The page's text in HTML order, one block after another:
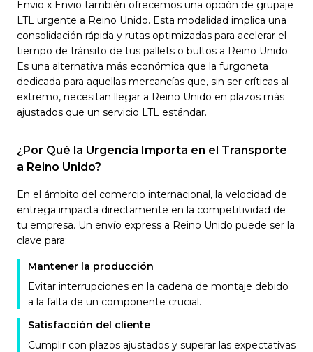
Envio x Envio también ofrecemos una opción de grupaje
LTL urgente a Reino Unido. Esta modalidad implica una
consolidación rápida y rutas optimizadas para acelerar el
tiempo de tránsito de tus pallets o bultos a Reino Unido.
Es una alternativa más económica que la furgoneta
dedicada para aquellas mercancías que, sin ser críticas al
extremo, necesitan llegar a Reino Unido en plazos más
ajustados que un servicio LTL estándar.
¿Por Qué la Urgencia Importa en el Transporte
a Reino Unido?
En el ámbito del comercio internacional, la velocidad de
entrega impacta directamente en la competitividad de
tu empresa. Un envío express a Reino Unido puede ser la
clave para:
Mantener la producción
Evitar interrupciones en la cadena de montaje debido
a la falta de un componente crucial.
Satisfacción del cliente
Cumplir con plazos ajustados y superar las expectativas